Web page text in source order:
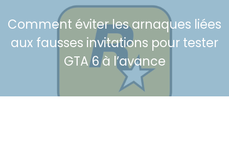
Comment éviter les arnaques liées
aux fausses invitations pour tester
GTA 6 à l’avance